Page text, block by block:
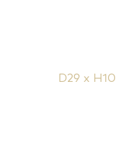
D29 x H10